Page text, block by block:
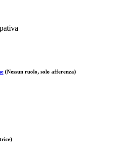
(Nessun ruolo, solo afferenza)